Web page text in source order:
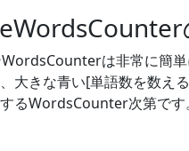
は非常に簡
大きな青い[単語数を数え
るWordsCounter次第です。